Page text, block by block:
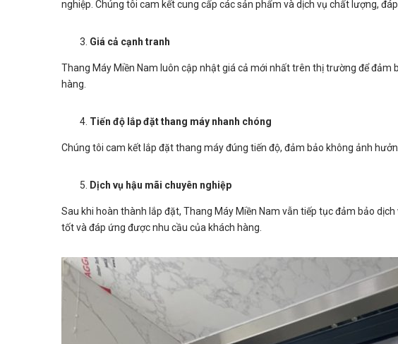
nghiệp. Chúng tôi cam kết cung cấp các sản phẩm và dịch vụ chất lượng,
Giá cả cạnh tranh
Thang Máy Miền Nam luôn cập nhật giá cả mới nhất trên thị trường để đảm
hàng.
Tiến độ lắp đặt thang máy nhanh chóng
Chúng tôi cam kết lắp đặt thang máy đúng tiến độ, đảm bảo không ảnh
Dịch vụ hậu mãi chuyên nghiệp
Sau khi hoàn thành lắp đặt, Thang Máy Miền Nam vẫn tiếp tục đảm bảo
tốt và đáp ứng được nhu cầu của khách hàng.